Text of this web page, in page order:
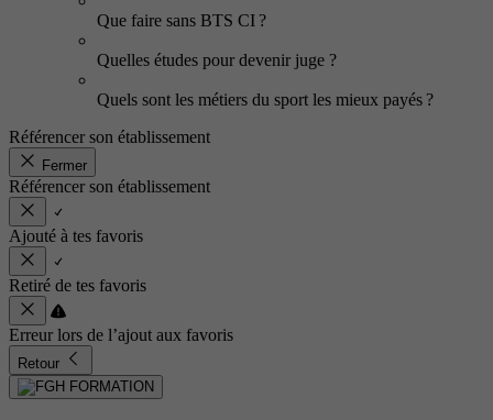
Que faire sans BTS CI ?
Quelles études pour devenir juge ?
Quels sont les métiers du sport les mieux payés ?
Référencer son établissement
Fermer
Référencer son établissement
Ajouté à tes favoris
Retiré de tes favoris
Erreur lors de l’ajout aux favoris
Retour